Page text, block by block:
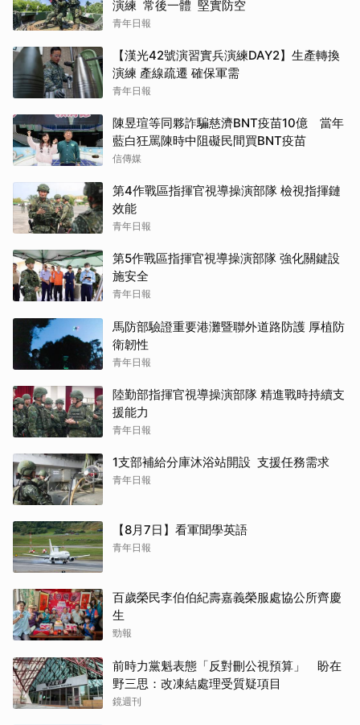
演練 常後一體 堅實防空
青年日報
【漢光42號演習實兵演練DAY2】生產轉換
演練 產線疏遷 確保軍需
青年日報
陳昱瑄等同夥詐騙慈濟BNT疫苗10億 當年
藍白狂罵陳時中阻礙民間買BNT疫苗
信傳媒
第4作戰區指揮官視導操演部隊 檢視指揮鏈
效能
青年日報
第5作戰區指揮官視導操演部隊 強化關鍵設
施安全
青年日報
馬防部驗證重要港灘暨聯外道路防護 厚植防
衛韌性
青年日報
陸勤部指揮官視導操演部隊 精進戰時持續支
援能力
青年日報
1支部補給分庫沐浴站開設 支援任務需求
青年日報
【8月7日】看軍聞學英語
青年日報
百歲榮民李伯伯紀壽嘉義榮服處協公所齊慶
生
勁報
前時力黨魁表態「反對刪公視預算」 盼在
野三思：改凍結處理受質疑項目
鏡週刊